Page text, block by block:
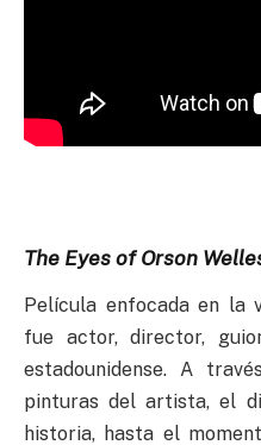
The Eyes of Orson
Película enfocada en la
fue actor, director,
estadounidense. A
pinturas del artista, el
historia, hasta el